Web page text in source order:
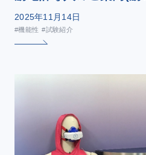
2025年11月14日
#機能性 #試験紹介